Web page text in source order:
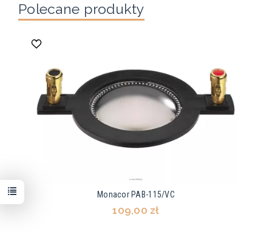
Polecane produkty
Monacor PAB-115/VC
109,00 zł